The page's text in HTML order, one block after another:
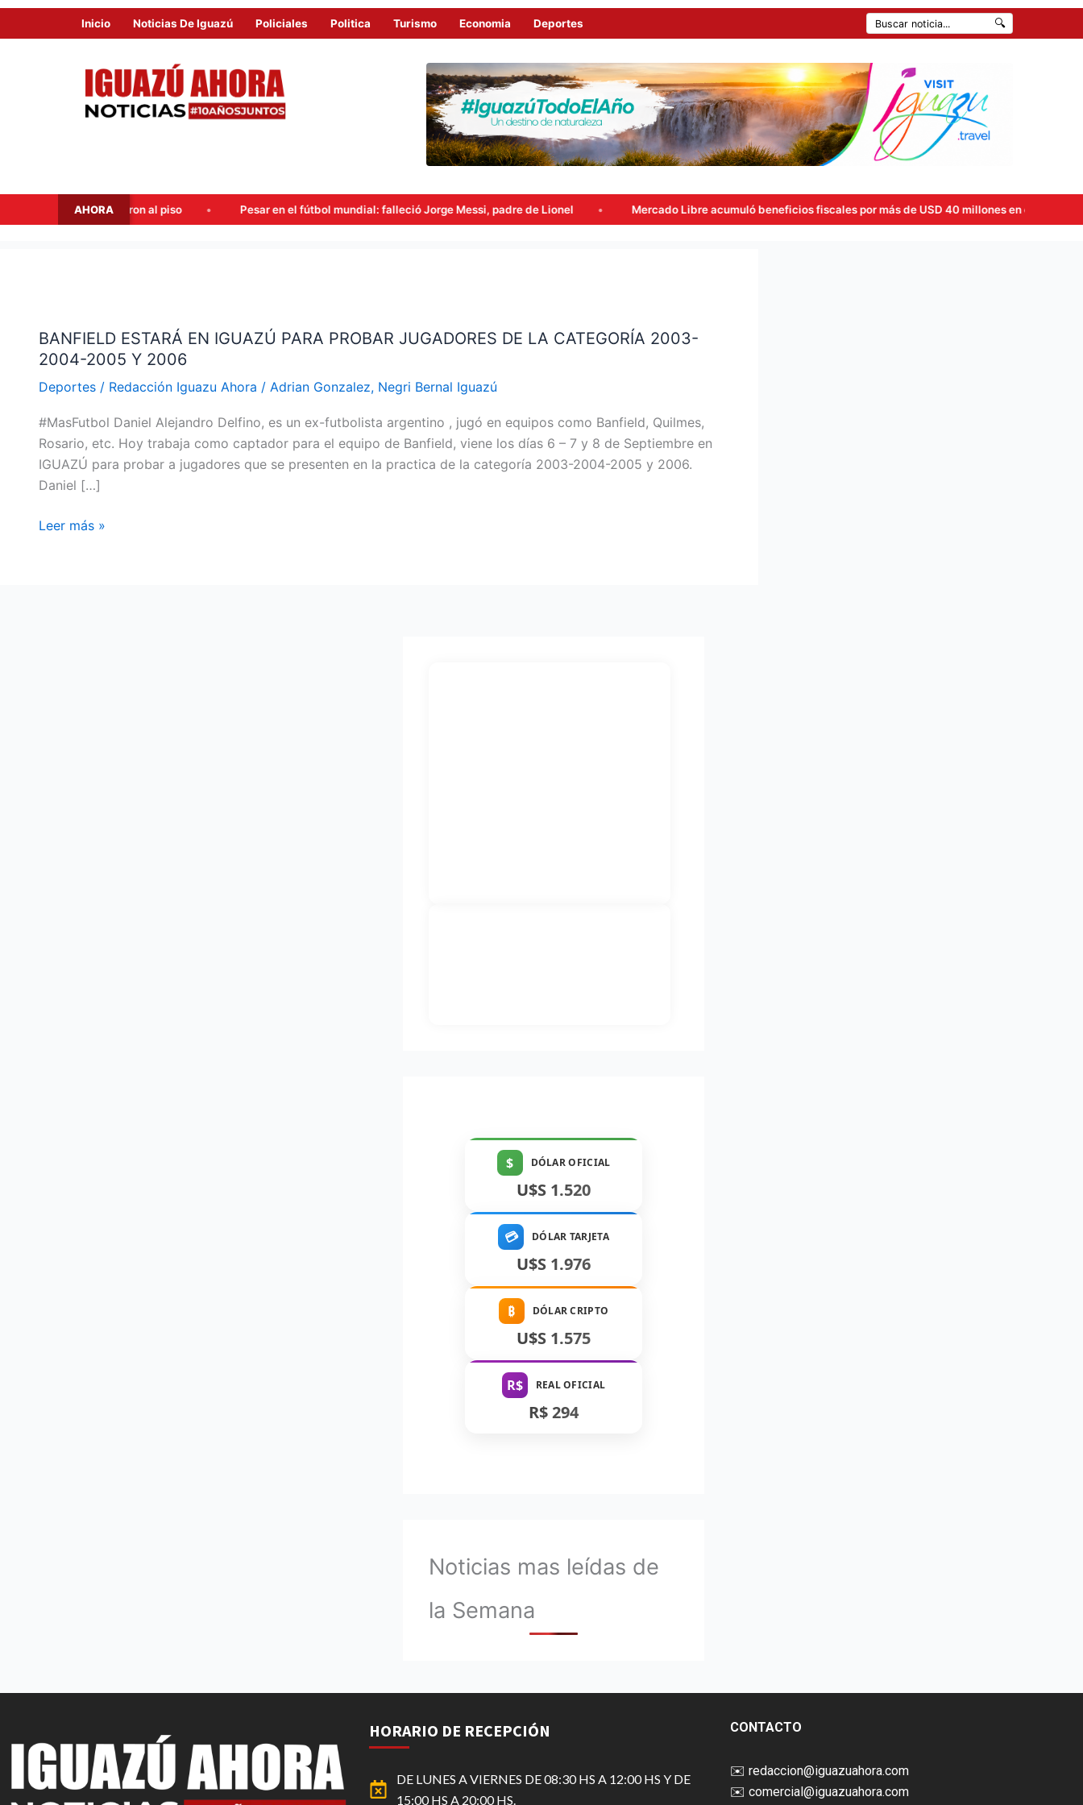
Inicio Noticias De Iguazú Policiales Politica Turismo Economia Deportes 🔍
AHORA
al piso Pesar en el fútbol mundial: falleció Jorge Messi, padre de Lionel Mercado Libre acumuló beneficios fiscales por más de USD 40 millones en el primer semestre tras la
BANFIELD ESTARÁ EN IGUAZÚ PARA PROBAR JUGADORES DE LA CATEGORÍA 2003-
2004-2005 Y 2006
Deportes / Redacción Iguazu Ahora / Adrian Gonzalez, Negri Bernal Iguazú
#MasFutbol Daniel Alejandro Delfino, es un ex-futbolista argentino , jugó en equipos como Banfield, Quilmes,
Rosario, etc. Hoy trabaja como captador para el equipo de Banfield, viene los días 6 – 7 y 8 de Septiembre en
IGUAZÚ para probar a jugadores que se presenten en la practica de la categoría 2003-2004-2005 y 2006.
Daniel […]
EN
IGUAZÚ
PARA
JUGADORES
DE
LA
CATEGORÍA
2004-
Leer más »
$ DÓLAR OFICIAL
U$S 1.520
💳 DÓLAR TARJETA
U$S 1.976
₿ DÓLAR CRIPTO
U$S 1.575
R$ REAL OFICIAL
R$ 294
Noticias mas leídas de
la Semana
HORARIO DE RECEPCIÓN
DE LUNES A VIERNES DE 08:30 HS A 12:00 HS Y DE
15:00 HS A 20:00 HS.
CONTACTO
✉️ redaccion@iguazuahora.com
✉️ comercial@iguazuahora.com